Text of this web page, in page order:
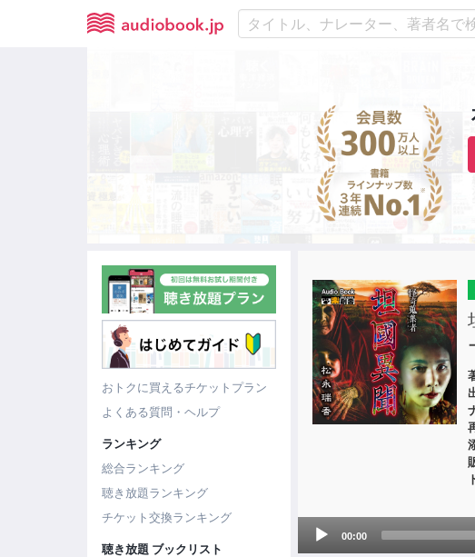
おトクに買えるチケットプラン
よくある質問・ヘルプ
ランキング
総合ランキング
聴き放題ランキング
チケット交換ランキング
聴き放題 ブックリスト
Audio
00:00